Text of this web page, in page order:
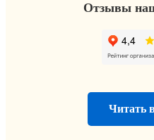
Отзывы
Читать